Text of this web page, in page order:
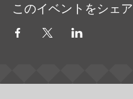
このイベントをシェア